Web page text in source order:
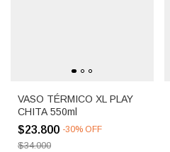
VASO TÉRMICO XL PLAY
CHITA 550ml
$23.800 -30% OFF
$34.000